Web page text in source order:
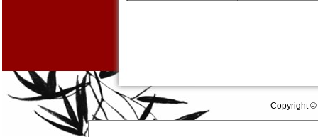
Copyright ©